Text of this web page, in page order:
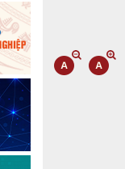
Gạo sạch Thăng